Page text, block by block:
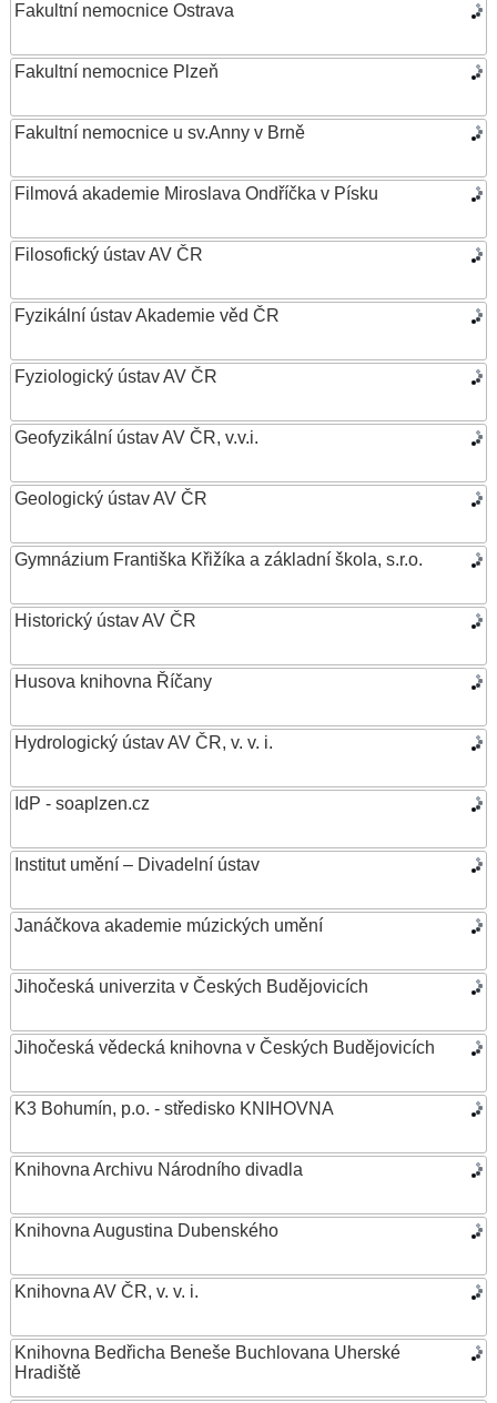
Fakultní nemocnice Ostrava
Fakultní nemocnice Plzeň
Fakultní nemocnice u sv.Anny v Brně
Filmová akademie Miroslava Ondříčka v Písku
Filosofický ústav AV ČR
Fyzikální ústav Akademie věd ČR
Fyziologický ústav AV ČR
Geofyzikální ústav AV ČR, v.v.i.
Geologický ústav AV ČR
Gymnázium Františka Křižíka a základní škola, s.r.o.
Historický ústav AV ČR
Husova knihovna Říčany
Hydrologický ústav AV ČR, v. v. i.
IdP - soaplzen.cz
Institut umění – Divadelní ústav
Janáčkova akademie múzických umění
Jihočeská univerzita v Českých Budějovicích
Jihočeská vědecká knihovna v Českých Budějovicích
K3 Bohumín, p.o. - středisko KNIHOVNA
Knihovna Archivu Národního divadla
Knihovna Augustina Dubenského
Knihovna AV ČR, v. v. i.
Knihovna Bedřicha Beneše Buchlovana Uherské
Hradiště